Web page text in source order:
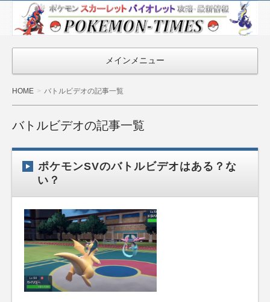
ポケモン最新
情報まとめ
『POKEMON-
TIMES』
メインメニュー
HOME バトルビデオの記事一覧
バトルビデオの記事一覧
ポケモンSVのバトルビデオはある？な
い？